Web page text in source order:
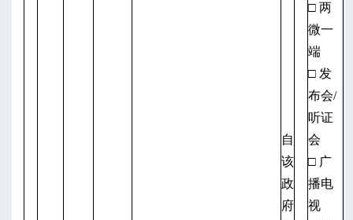
自
该
政
府
□ 两
微一
端
□ 发
布会/
听证
会
□ 广
播电
视